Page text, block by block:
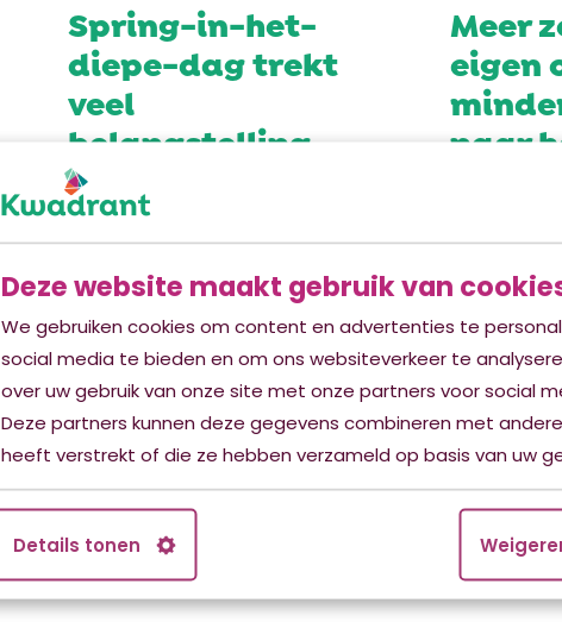
Deze website maakt gebruik van
We gebruiken cookies om content en advertenties te
social media te bieden en om ons websiteverkeer te
over uw gebruik van onze site met onze partners voor social
Deze partners kunnen deze gegevens combineren met
heeft verstrekt of die ze hebben verzameld op basis van uw
Details tonen
Spring-in-het-
diepe-dag trekt
veel
belangstelling
Meer dan honderd
enthousiaste deelnemers uit
namen op 26 september deel
aan de ‘Spring in het diepe-
dag’ van Kwadrant. Deze dag
was bedoeld om mensen te
interesseren voor een
traineeship tot manager bij
Kwadrant.
Lees verder
Meer
eigen
naar
en
binnenkort
rekenen
Lees